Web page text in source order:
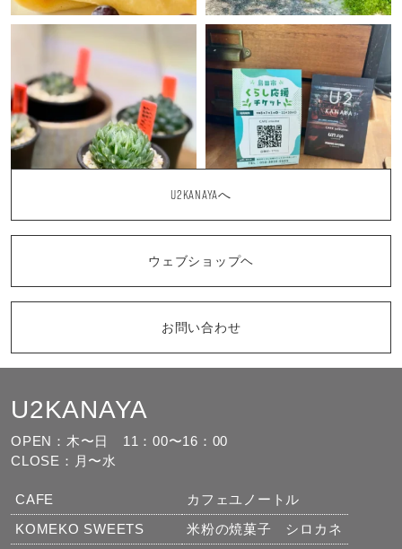
もっと見る フォローする
U2KANAYAへ
ウェブショップヘ
お問い合わせ
U2KANAYA
OPEN：木〜日 11：00〜16：00
CLOSE：月〜水
CAFE
カフェユノートル
KOMEKO SWEETS
米粉の焼菓子 シロカネ